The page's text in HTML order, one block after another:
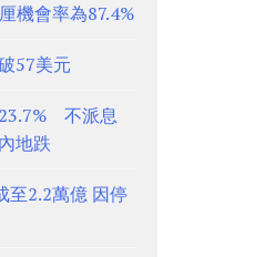
機會率為87.4%
57美元
23.7% 不派息
地跌
至2.2萬億 因停